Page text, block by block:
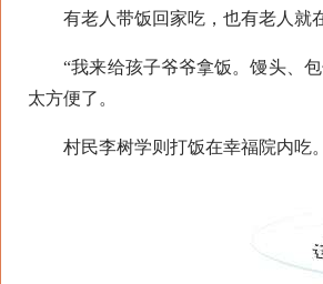
有老人带饭回家吃，也有老人就在
“我来给孩子爷爷拿饭。馒头、包
太方便了。
村民李树学则打饭在幸福院内吃。